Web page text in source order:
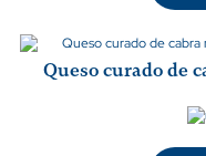
Queso curado de